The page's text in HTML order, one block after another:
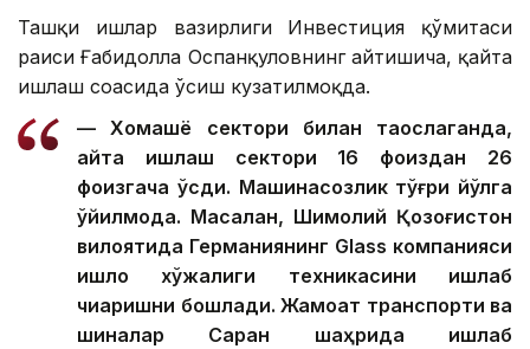
Ташқи ишлар вазирлиги Инвестиция қўмитаси
раиси Ғабидолла Оспанқуловнинг айтишича, қайта
ишлаш соҳасида ўсиш кузатилмоқда.
— Хомашё сектори билан таққослаганда,
қайта ишлаш сектори 16 фоиздан 26
фоизгача ўсди. Машинасозлик тўғри йўлга
қўйилмоқда. Масалан, Шимолий Қозоғистон
вилоятида Германиянинг Glass компанияси
қишлоқ хўжалиги техникасини ишлаб
чиқаришни бошлади. Жамоат транспорти ва
шиналар Саран шаҳрида ишлаб